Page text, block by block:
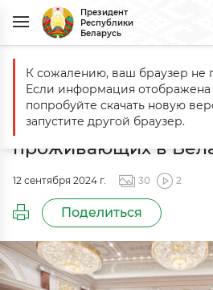
Президент
Республики
Беларусь
Главная События Встреча с
Встреча с
разных
проживающих в
12 сентября 2024 г. 30 2
Поделиться
К сожалению, ваш браузер не
Если информация отображена
попробуйте скачать новую
запустите другой браузер.